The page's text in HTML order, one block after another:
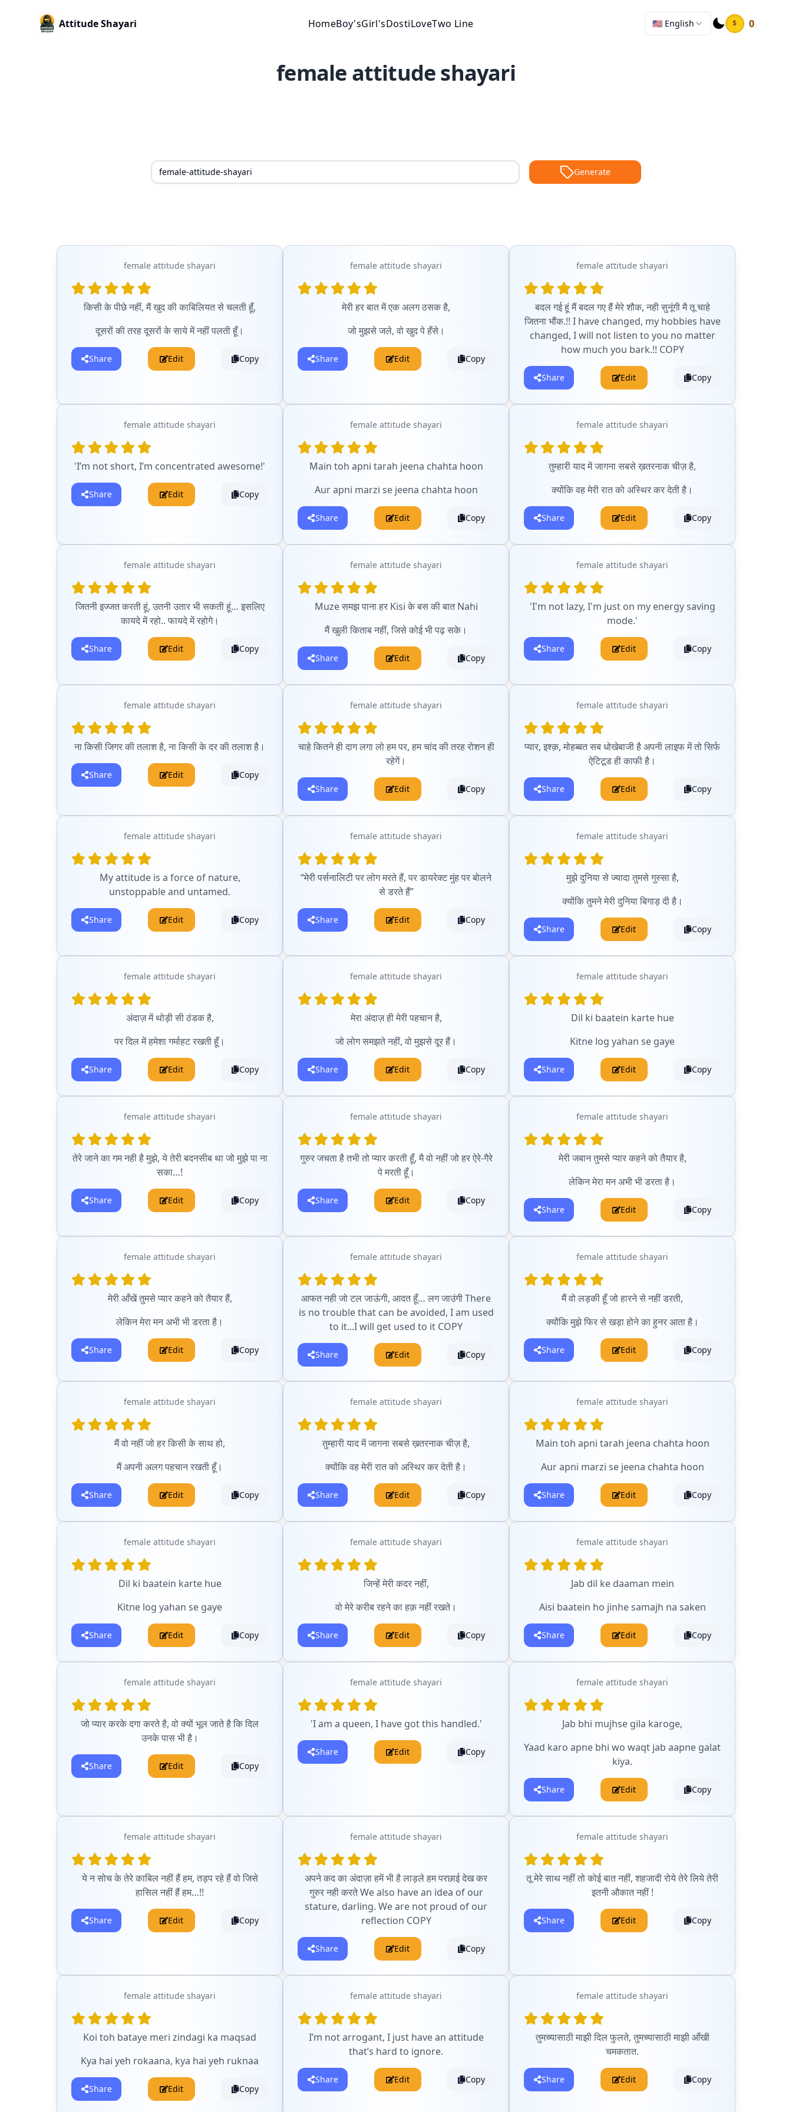
Attitude Shayari HomeBoy'sGirl'sDostiLoveTwo Line 🇺🇸 English $ 0
female attitude shayari
Generate
female attitude shayari
किसी के पीछे नहीं, मैं खुद की काबिलियत से चलती हूँ,
दूसरों की तरह दूसरों के साये में नहीं पलती हूँ।
Share Edit Copy
female attitude shayari
मेरी हर बात में एक अलग ठसक है,
जो मुझसे जले, वो खुद पे हँसे।
Share Edit Copy
female attitude shayari
बदल गई हूं मैं बदल गए हैं मेरे शौक, नही सुनूंगी मै तू चाहे
जितना भौंक.!! I have changed, my hobbies have
changed, I will not listen to you no matter
how much you bark.!! COPY
Share Edit Copy
female attitude shayari
'I’m not short, I’m concentrated awesome!'
Share Edit Copy
female attitude shayari
Main toh apni tarah jeena chahta hoon
Aur apni marzi se jeena chahta hoon
Share Edit Copy
female attitude shayari
तुम्हारी याद में जागना सबसे ख़तरनाक चीज़ है,
क्योंकि वह मेरी रात को अस्थिर कर देती है।
Share Edit Copy
female attitude shayari
जितनी इज्जत करती हूं, उतनी उतार भी सकती हूं… इसलिए
कायदे में रहो.. फायदे में रहोगे।
Share Edit Copy
female attitude shayari
Muze समझ पाना हर Kisi के बस की बात Nahi
मैं खुली किताब नहीं, जिसे कोई भी पढ़ सके।
Share Edit Copy
female attitude shayari
'I'm not lazy, I'm just on my energy saving
mode.'
Share Edit Copy
female attitude shayari
ना किसी जिगर की तलाश है, ना किसी के दर की तलाश है।
Share Edit Copy
female attitude shayari
चाहे कितने ही दाग लगा लो हम पर, हम चांद की तरह रोशन ही
रहेगें।
Share Edit Copy
female attitude shayari
प्यार, इश्क़, मोहब्बत सब धोखेबाजी है अपनी लाइफ में तो सिर्फ
ऐटिटूड ही काफी है।
Share Edit Copy
female attitude shayari
My attitude is a force of nature,
unstoppable and untamed.
Share Edit Copy
female attitude shayari
“मेरी पर्सनालिटी पर लोग मरते हैं, पर डायरेक्ट मुंह पर बोलने
से डरते हैं”
Share Edit Copy
female attitude shayari
मुझे दुनिया से ज्यादा तुमसे गुस्सा है,
क्योंकि तुमने मेरी दुनिया बिगाड़ दी है।
Share Edit Copy
female attitude shayari
अंदाज़ में थोड़ी सी ठंडक है,
पर दिल में हमेशा गर्माहट रखती हूँ।
Share Edit Copy
female attitude shayari
मेरा अंदाज़ ही मेरी पहचान है,
जो लोग समझते नहीं, वो मुझसे दूर हैं।
Share Edit Copy
female attitude shayari
Dil ki baatein karte hue
Kitne log yahan se gaye
Share Edit Copy
female attitude shayari
तेरे जाने का गम नही है मुझे, ये तेरी बदनसीब था जो मुझे पा ना
सका…!
Share Edit Copy
female attitude shayari
गुरुर जचता है तभी तो प्यार करती हूँ, मै वो नहीं जो हर ऐरे-गैरे
पे मरती हूँ।
Share Edit Copy
female attitude shayari
मेरी जबान तुमसे प्यार कहने को तैयार है,
लेकिन मेरा मन अभी भी डरता है।
Share Edit Copy
female attitude shayari
मेरी आँखें तुमसे प्यार कहने को तैयार हैं,
लेकिन मेरा मन अभी भी डरता है।
Share Edit Copy
female attitude shayari
आफत नही जो टल जाऊंगी, आदत हूँ… लग जाउंगी There
is no trouble that can be avoided, I am used
to it...I will get used to it COPY
Share Edit Copy
female attitude shayari
मैं वो लड़की हूँ जो हारने से नहीं डरती,
क्योंकि मुझे फिर से खड़ा होने का हुनर आता है।
Share Edit Copy
female attitude shayari
मैं वो नहीं जो हर किसी के साथ हो,
मैं अपनी अलग पहचान रखती हूँ।
Share Edit Copy
female attitude shayari
तुम्हारी याद में जागना सबसे ख़तरनाक चीज़ है,
क्योंकि वह मेरी रात को अस्थिर कर देती है।
Share Edit Copy
female attitude shayari
Main toh apni tarah jeena chahta hoon
Aur apni marzi se jeena chahta hoon
Share Edit Copy
female attitude shayari
Dil ki baatein karte hue
Kitne log yahan se gaye
Share Edit Copy
female attitude shayari
जिन्हें मेरी कदर नहीं,
वो मेरे करीब रहने का हक़ नहीं रखते।
Share Edit Copy
female attitude shayari
Jab dil ke daaman mein
Aisi baatein ho jinhe samajh na saken
Share Edit Copy
female attitude shayari
जो प्यार करके दगा करते है, वो क्यों भूल जाते है कि दिल
उनके पास भी है।
Share Edit Copy
female attitude shayari
'I am a queen, I have got this handled.'
Share Edit Copy
female attitude shayari
Jab bhi mujhse gila karoge,
Yaad karo apne bhi wo waqt jab aapne galat
kiya.
Share Edit Copy
female attitude shayari
ये न सोच के तेरे काबिल नहीं हैं हम, तड़प रहे हैं वो जिसे
हासिल नहीं हैं हम…!!
Share Edit Copy
female attitude shayari
अपने कद का अंदाज़ा हमें भी है लाड़ले हम परछाई देख कर
गुरुर नही करते We also have an idea of our
stature, darling. We are not proud of our
reflection COPY
Share Edit Copy
female attitude shayari
तू मेरे साथ नहीं तो कोई बात नहीं, शहजादी रोये तेरे लिये तेरी
इतनी औकात नहीं !
Share Edit Copy
female attitude shayari
Koi toh bataye meri zindagi ka maqsad
Kya hai yeh rokaana, kya hai yeh ruknaa
Share Edit Copy
female attitude shayari
I’m not arrogant, I just have an attitude
that’s hard to ignore.
Share Edit Copy
female attitude shayari
तुमच्यासाठी माझी दिल फुलते, तुमच्यासाठी माझी आँखी
चमकतात.
Share Edit Copy